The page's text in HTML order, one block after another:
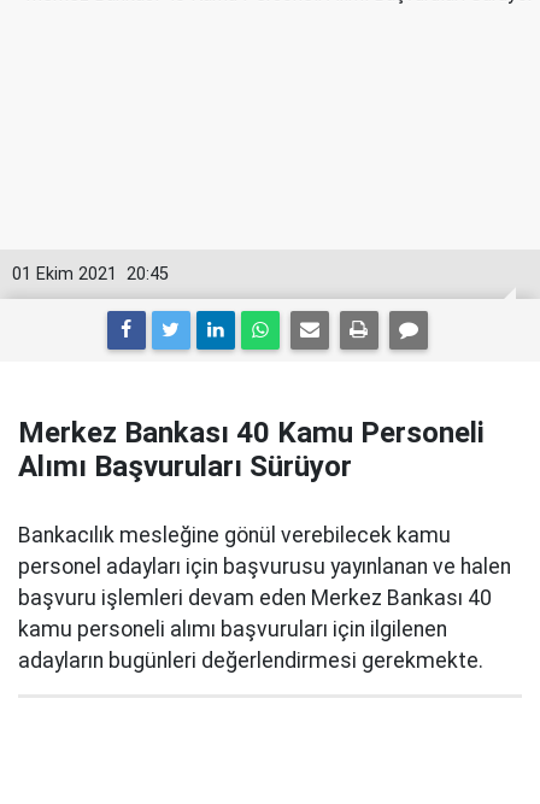
20:45
01 Ekim 2021
Merkez Bankası 40 Kamu Personeli
Alımı Başvuruları Sürüyor
Bankacılık mesleğine gönül verebilecek kamu
personel adayları için başvurusu yayınlanan ve halen
başvuru işlemleri devam eden Merkez Bankası 40
kamu personeli alımı başvuruları için ilgilenen
adayların bugünleri değerlendirmesi gerekmekte.